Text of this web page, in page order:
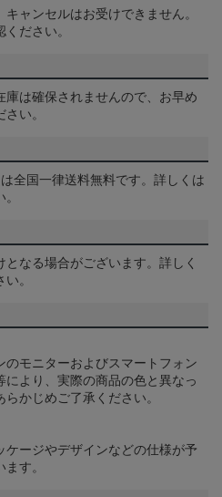
ャンセルはお受けできません。
ください。
は確保されませんので、お早め
い。
全国一律送料無料です。詳しくは
なる場合がございます。詳しく
。
モニターおよびスマートフォン
より、実際の商品の色と異なっ
かじめご了承ください。
ージやデザインなどの仕様が予
す。